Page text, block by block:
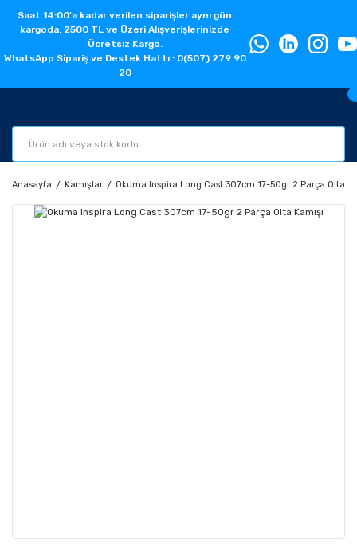
Saat 14:00'a kadar verilen siparişler aynı gün
kargoda. 2500 TL ve Üzeri Alışverişlerinizde
Ücretsiz Kargo.
WhatsApp Sipariş ve Destek Hattı : 0(507) 279 90
20
Anasayfa Kamışlar Okuma Inspira Long Cast 307cm 17-50gr 2 Parça Olta